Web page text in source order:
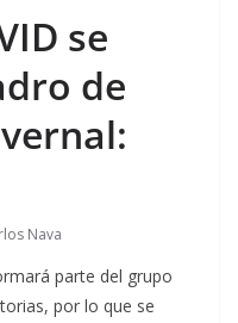
se
de
Nava
parte del grupo
por lo que se